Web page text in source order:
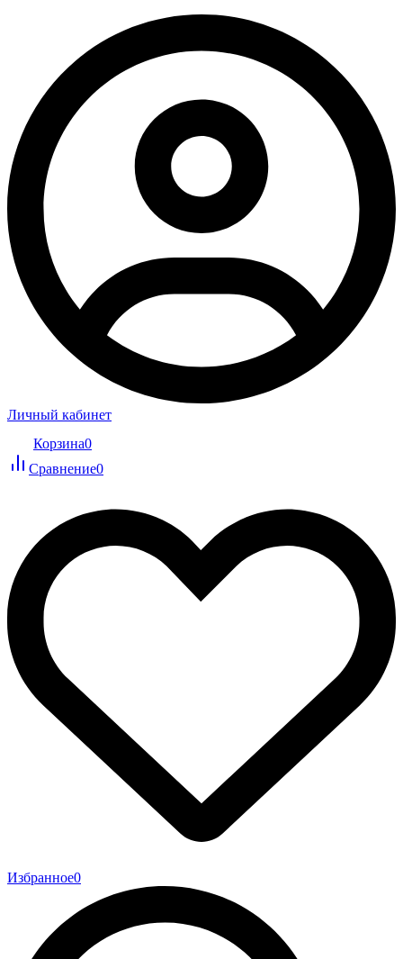
Личный кабинет
Корзина0
Сравнение0
Избранное0